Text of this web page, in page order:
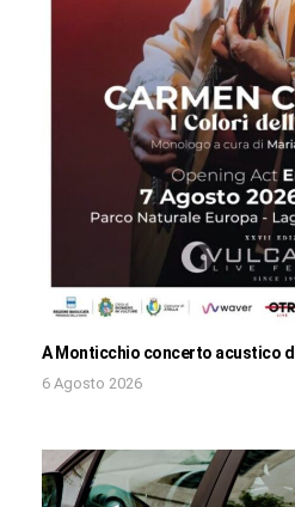
A Monticchio concerto acustico
6 Agosto 2026